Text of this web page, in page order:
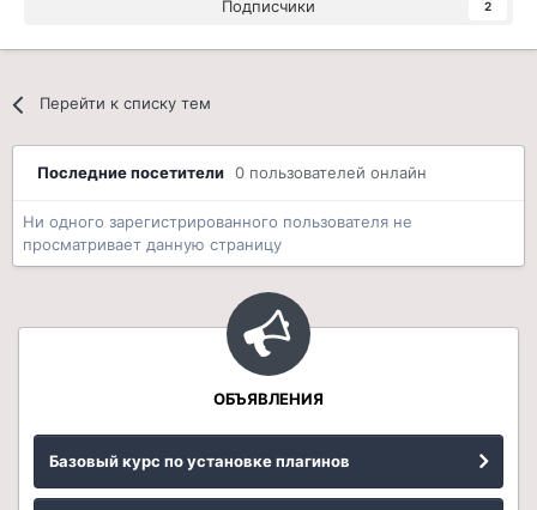
Подписчики 2
Перейти к списку тем
Последние посетители 0 пользователей онлайн
Ни одного зарегистрированного пользователя не
просматривает данную страницу
ОБЪЯВЛЕНИЯ
Базовый курс по установке плагинов